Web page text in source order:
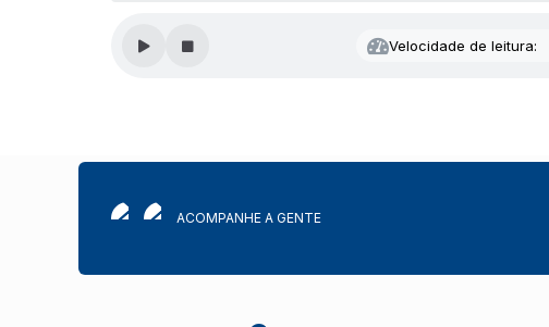
Velocidade de leitura:
ACOMPANHE A GENTE